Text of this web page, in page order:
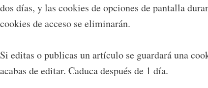
dos días, y las cookies de opciones de pantalla
cookies de acceso se eliminarán.
Si editas o publicas un artículo se guardará una
acabas de editar. Caduca después de 1 día.